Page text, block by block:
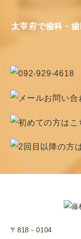
太宰府で歯科・
〒818－0104